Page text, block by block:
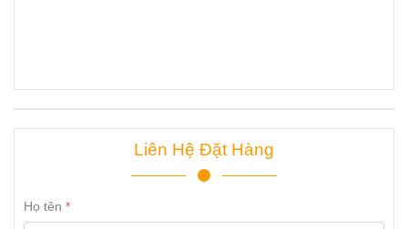
Liên Hệ Đặt Hàng
Họ tên